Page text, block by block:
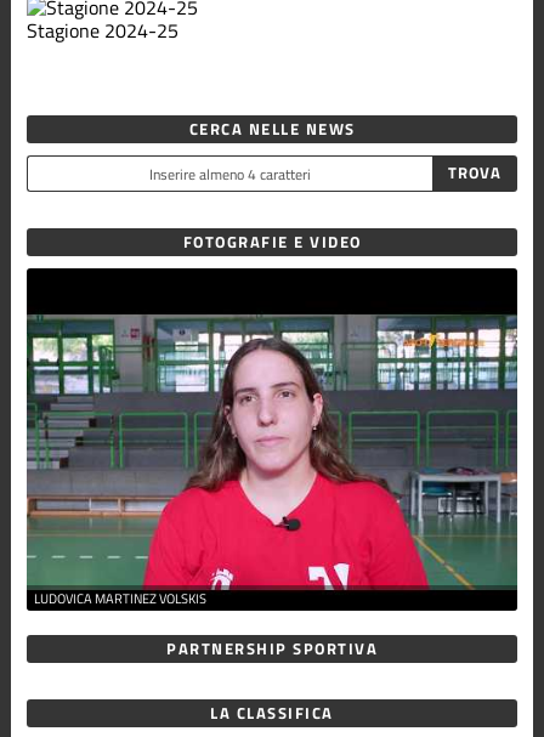
Stagione 2024-25
CERCA NELLE NEWS
FOTOGRAFIE E VIDEO
LUDOVICA MARTINEZ VOLSKIS
PARTNERSHIP SPORTIVA
LA CLASSIFICA